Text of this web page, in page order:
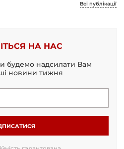
Всі публікації
НА НАС
будемо надсилати Вам
новини тижня